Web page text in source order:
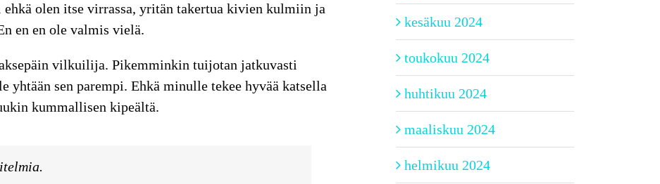
ehkä olen itse virrassa, yritän takertua kivien kulmiin ja
en en ole valmis vielä.
vilkuilija. Pikemminkin tuijotan jatkuvasti
yhtään sen parempi. Ehkä minulle tekee hyvää katsella
kummallisen kipeältä.
kesäkuu 2024
toukokuu 2024
huhtikuu 2024
maaliskuu 2024
helmikuu 2024